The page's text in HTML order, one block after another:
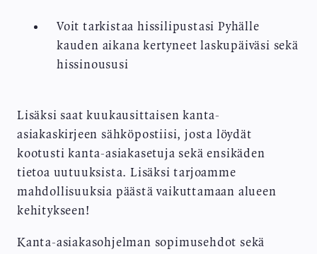
Voit tarkistaa hissilipustasi Pyhälle
kauden aikana kertyneet laskupäiväsi sekä
hissinoususi
Lisäksi saat kuukausittaisen kanta-
asiakaskirjeen sähköpostiisi, josta löydät
kootusti kanta-asiakasetuja sekä ensikäden
tietoa uutuuksista. Lisäksi tarjoamme
mahdollisuuksia päästä vaikuttamaan alueen
kehitykseen!
Kanta-asiakasohjelman sopimusehdot sekä